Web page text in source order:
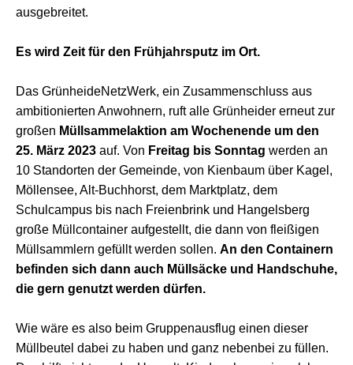
ausgebreitet.
Es wird Zeit für den Frühjahrsputz im Ort.
Das GrünheideNetzWerk, ein Zusammenschluss aus
ambitionierten Anwohnern, ruft alle Grünheider erneut zur
großen Müllsammelaktion am Wochenende um den
25. März 2023 auf. Von Freitag bis Sonntag werden an
10 Standorten der Gemeinde, von Kienbaum über Kagel,
Möllensee, Alt-Buchhorst, dem Marktplatz, dem
Schulcampus bis nach Freienbrink und Hangelsberg
große Müllcontainer aufgestellt, die dann von fleißigen
Müllsammlern gefüllt werden sollen. An den Containern
befinden sich dann auch Müllsäcke und Handschuhe,
die gern genutzt werden dürfen.
Wie wäre es also beim Gruppenausflug einen dieser
Müllbeutel dabei zu haben und ganz nebenbei zu füllen.